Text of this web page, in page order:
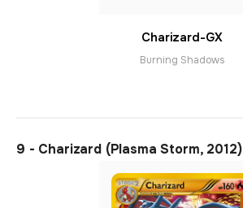
Charizard-GX
Burning Shadows
9 - Charizard (Plasma Storm, 2012)